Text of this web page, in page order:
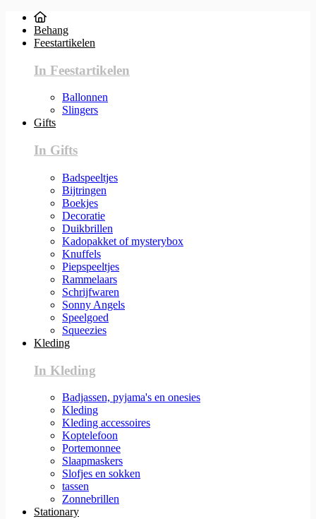
Behang
Feestartikelen
In Feestartikelen
Ballonnen
Slingers
Gifts
In Gifts
Badspeeltjes
Bijtringen
Boekjes
Decoratie
Duikbrillen
Kadopakket of mysterybox
Knuffels
Piepspeeltjes
Rammelaars
Schrijfwaren
Sonny Angels
Speelgoed
Squeezies
Kleding
In Kleding
Badjassen, pyjama's en onesies
Kleding
Kleding accessoires
Koptelefoon
Portemonnee
Slaapmaskers
Slofjes en sokken
tassen
Zonnebrillen
Stationary